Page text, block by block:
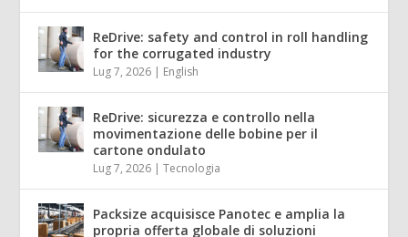
ReDrive: safety and control in roll handling
for the corrugated industry
Lug 7, 2026 | English
ReDrive: sicurezza e controllo nella
movimentazione delle bobine per il
cartone ondulato
Lug 7, 2026 |Tecnologia
Packsize acquisisce Panotec e amplia la
propria offerta globale di soluzioni